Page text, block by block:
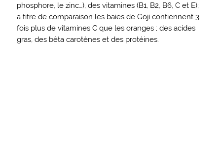
phosphore, le zinc…), des vitamines (B1, B2, B6, C et E);
a titre de comparaison les baies de Goji contiennent 3
fois plus de vitamines C que les oranges ; des acides
gras, des bêta carotènes et des protéines.